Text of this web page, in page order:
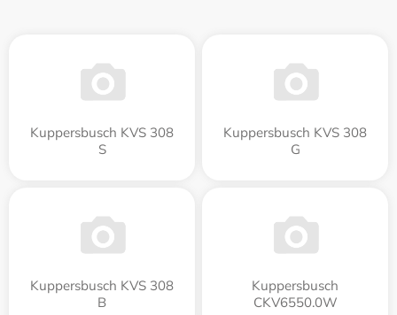
Kuppersbusch KVS 308
S
Kuppersbusch KVS 308
G
Kuppersbusch KVS 308
B
Kuppersbusch
CKV6550.0W